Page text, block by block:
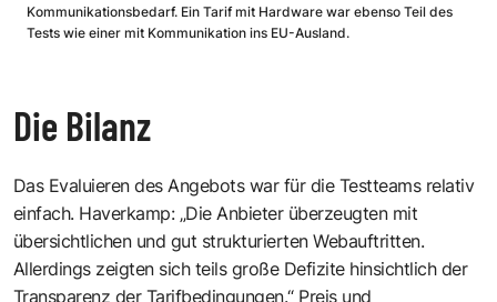
Kommunikationsbedarf. Ein Tarif mit Hardware war ebenso Teil des
Tests wie einer mit Kommunikation ins EU-Ausland.
Die Bilanz
Das Evaluieren des Angebots war für die Testteams relativ
einfach. Haverkamp: „Die Anbieter überzeugten mit
übersichtlichen und gut strukturierten Webauftritten.
Allerdings zeigten sich teils große Defizite hinsichtlich der
Transparenz der Tarifbedingungen.“ Preis und